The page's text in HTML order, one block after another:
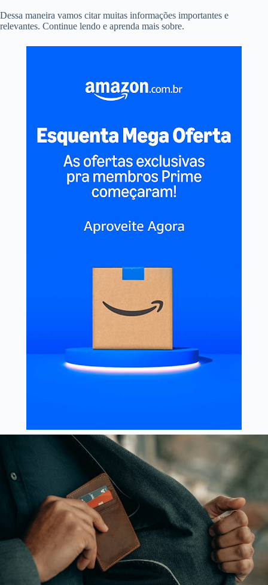
Dessa maneira vamos citar muitas informações importantes e
relevantes. Continue lendo e aprenda mais sobre.